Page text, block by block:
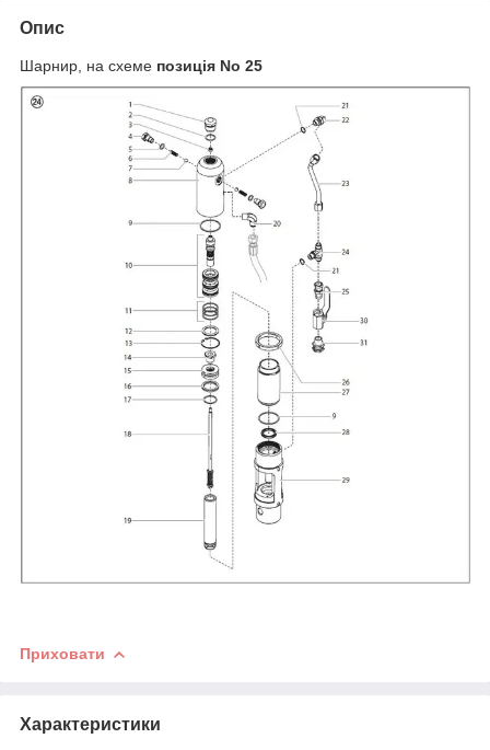
Опис
Шарнир, на схеме позиція No 25
Приховати
Характеристики